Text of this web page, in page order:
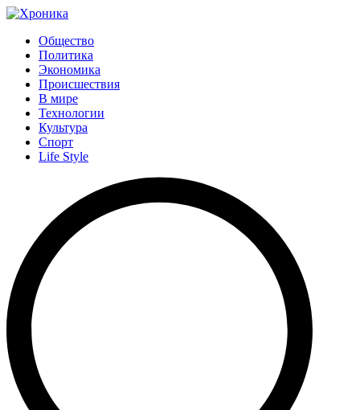
Общество
Политика
Экономика
Происшествия
В мире
Технологии
Культура
Спорт
Life Style